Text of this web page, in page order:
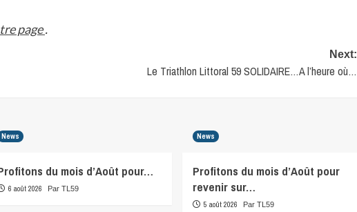
page.
Next:
Le Triathlon Littoral 59 SOLIDAIRE…A l’heure où…
News
du mois d’Août pour…
6 août 2026 Par TL59
News
Profitons du mois d’Août pour
revenir sur…
5 août 2026 Par TL59